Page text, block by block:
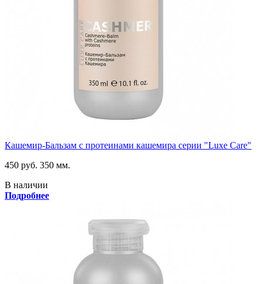
Кашемир-Бальзам с протеинами кашемира серии "Luxe Care"
450 руб. 350 мм.
В наличии
Подробнее